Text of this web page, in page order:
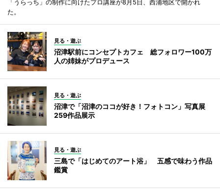
「うらっち」の制作に向けたプロ講座が8月5日、西浦地区で開かれ
た。
見る・遊ぶ
沼津駅前にコンセプトカフェ 総フォロワー100万
人の姉妹がプロデュース
見る・遊ぶ
沼津で「沼津のココが好き！フォトコン」写真展
259作品展示
見る・遊ぶ
三島で「はじめてのアート浴」 五感で味わう作品
鑑賞